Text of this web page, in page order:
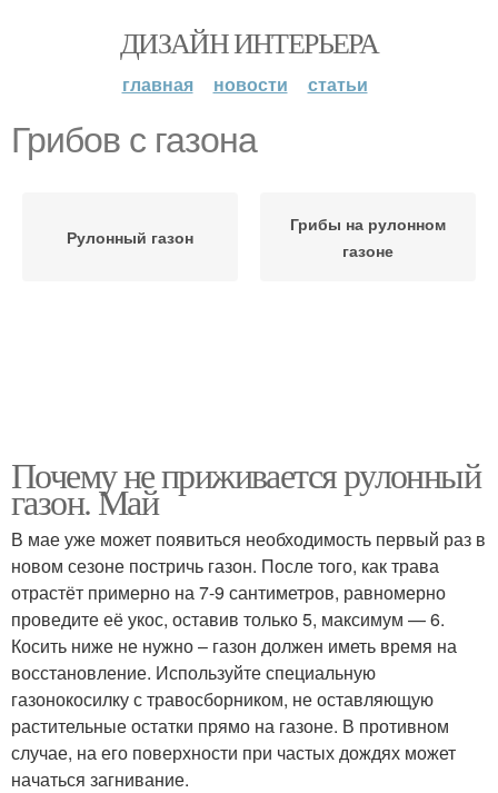
ДИЗАЙН ИНТЕРЬЕРА
главная новости статьи
Грибов с газона
Рулонный газон
Грибы на рулонном
газоне
Почему не приживается рулонный
газон. Май
В мае уже может появиться необходимость первый раз в
новом сезоне постричь газон. После того, как трава
отрастёт примерно на 7-9 сантиметров, равномерно
проведите её укос, оставив только 5, максимум — 6.
Косить ниже не нужно – газон должен иметь время на
восстановление. Используйте специальную
газонокосилку с травосборником, не оставляющую
растительные остатки прямо на газоне. В противном
случае, на его поверхности при частых дождях может
начаться загнивание.